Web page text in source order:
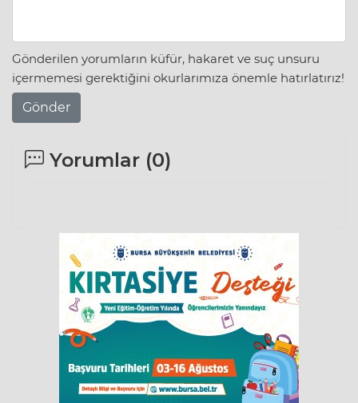
Gönderilen yorumların küfür, hakaret ve suç unsuru
içermemesi gerektiğini okurlarımıza önemle hatırlatırız!
Gönder
Yorumlar (0)